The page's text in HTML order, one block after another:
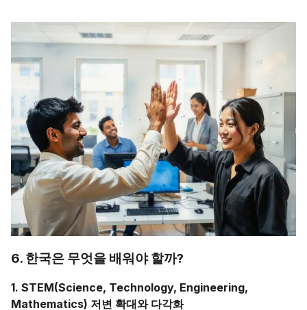
6. 한국은 무엇을 배워야 할까?
1. STEM(Science, Technology, Engineering,
Mathematics) 저변 확대와 다각화